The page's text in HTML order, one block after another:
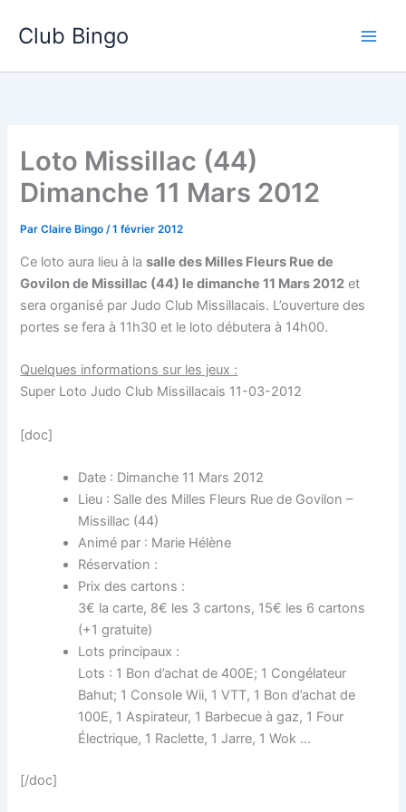
Club Bingo
Loto Missillac (44)
Dimanche 11 Mars 2012
ParClaire Bingo/1 février 2012
Ce loto aura lieu à lasalle des Milles Fleurs Rue de
Govilon de Missillac (44) le dimanche 11 Mars 2012 et
sera organisé par Judo Club Missillacais. L’ouverture des
portes se fera à 11h30 et le loto débutera à 14h00.
Quelques informations sur les jeux :
Super Loto Judo Club Missillacais 11-03-2012
[doc]
Date : Dimanche 11 Mars 2012
Lieu : Salle des Milles Fleurs Rue de Govilon –
Missillac (44)
Animé par : Marie Hélène
Réservation :
Prix des cartons :
3€ la carte, 8€ les 3 cartons, 15€ les 6 cartons
(+1 gratuite)
Lots principaux :
Lots : 1 Bon d’achat de 400E; 1 Congélateur
Bahut; 1 Console Wii, 1 VTT, 1 Bon d’achat de
100E, 1 Aspirateur, 1 Barbecue à gaz, 1 Four
Électrique, 1 Raclette, 1 Jarre, 1 Wok …
[/doc]